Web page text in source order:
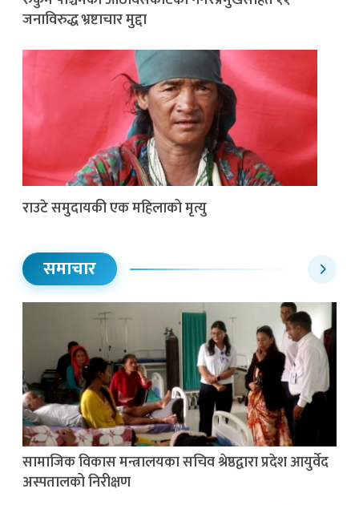
जनाविरुद्ध भ्रष्टाचार मुद्दा
राउटे समुदायकी एक महिलाको मृत्यु
समाचार
सामाजिक विकास मन्त्रालयका सचिव श्रेष्ठद्वारा प्रदेश आयुर्वेद
अस्पतालको निरीक्षण